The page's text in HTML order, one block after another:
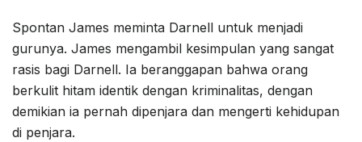
Spontan James meminta Darnell untuk menjadi
gurunya. James mengambil kesimpulan yang sangat
rasis bagi Darnell. Ia beranggapan bahwa orang
berkulit hitam identik dengan kriminalitas, dengan
demikian ia pernah dipenjara dan mengerti kehidupan
di penjara.